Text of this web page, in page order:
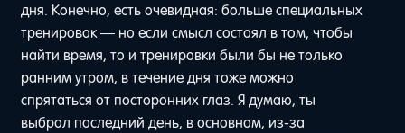
дня. Конечно, есть очевидная: больше специальных
тренировок — но если смысл состоял в том, чтобы
найти время, то и тренировки были бы не только
ранним утром, в течение дня тоже можно
спрятаться от посторонних глаз. Я думаю, ты
выбрал последний день, в основном, из-за